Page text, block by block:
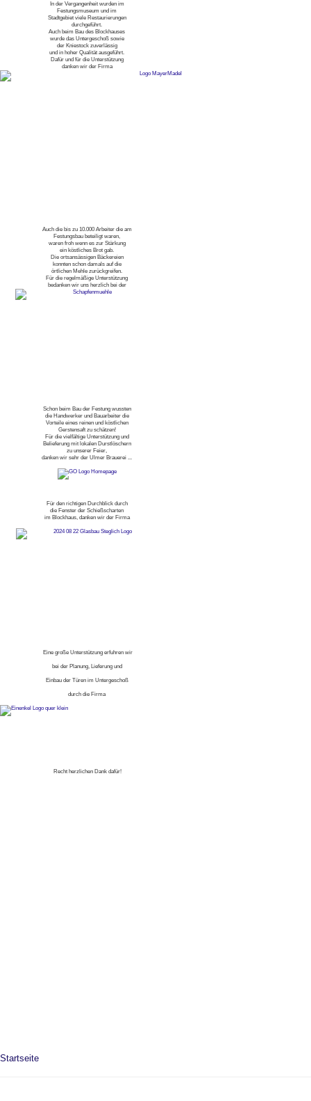
In der Vergangenheit wurden im
Festungsmuseum und im
Stadtgebiet viele Restaurierungen
durchgeführt.
Auch beim Bau des Blockhauses
wurde das Untergeschoß sowie
der Kniestock zuverlässig
und in hoher Qualität ausgeführt.
Dafür und für die Unterstützung
danken wir der Firma
Auch die bis zu 10.000 Arbeiter die am
Festungsbau beteiligt waren,
waren froh wenn es zur Stärkung
ein köstliches Brot gab.
Die ortsansässigen Bäckereien
konnten schon damals auf die
örtlichen Mehle zurückgreifen.
Für die regelmäßige Unterstützung
bedanken wir uns herzlich bei der
Schon beim Bau der Festung wussten
die Handwerker und Bauarbeiter die
Vorteile eines reinen und köstlichen
Gerstensaft zu schätzen!
Für die vielfältige Unterstützung und
Belieferung mit lokalen Durstlöschern
zu unserer Feier,
danken wir sehr der Ulmer Brauerei ...
Für den richtigen Durchblick durch
die Fenster der Schießscharten
im Blockhaus, danken wir der Firma
Eine große Unterstützung erfuhren wir
bei der Planung, Lieferung und
Einbau der Türen im Untergeschoß
durch die Firma
Recht herzlichen Dank dafür!
Startseite